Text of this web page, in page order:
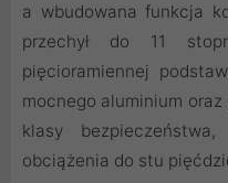
a wbudowana funkcja
przechył do 11
pięcioramiennej
mocnego aluminium
klasy
obciążenia do stu